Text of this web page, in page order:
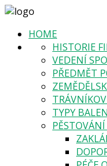
HOME
HISTORIE
VEDENÍ
PŘEDMĚT
TYPY